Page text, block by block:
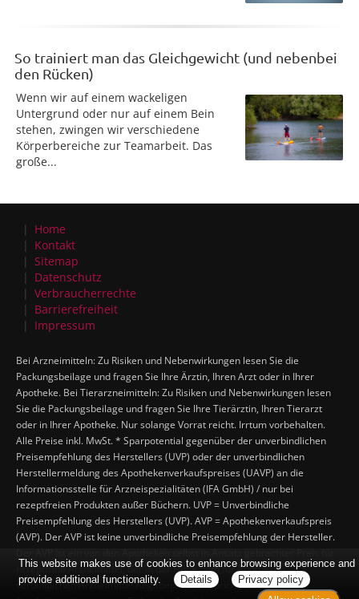
So trainiert man das Gleichgewicht (und nebenbei
den Rücken)
Wenn wir auf einem wackeligen
Untergrund oder nur auf einem Bein
stehen, zwingen wir verschiedene
Körperbereiche zur Teamarbeit. Das
große...
Home
Kontakt
Sitemap
Datenschutz
Verbraucherrechte
Barrierefreiheit
Impressum
Bei Arzneimitteln: Zu Risiken und Nebenwirkungen lesen Sie die
Packungsbeilage und fragen Sie Ihre Ärztin, Ihren Arzt oder in Ihrer
Apotheke. Bei Tierarzneimitteln: Zu Risiken und Nebenwirkungen lesen
Sie die Packungsbeilage und fragen Sie Ihre Tierärztin, Ihren Tierarzt
oder in Ihrer Apotheke. Nur solange Vorrat reicht. Irrtum vorbehalten.
Alle Preise inkl. MwSt. * Sparpotential gegenüber der unverbindlichen
Preisempfehlung des Herstellers (UVP) oder der unverbindlichen
Herstellermeldung des Apothekenverkaufspreises (UAVP) an die
Informationsstelle für Arzneispezialitäten (IFA GmbH) / nur bei
rezeptfreien Produkten außer Büchern. UVP = Unverbindliche
Preisempfehlung des Herstellers (UVP). AVP = Apothekenverkaufspreis
(AVP). Der AVP ist keine unverbindliche Preisempfehlung der Hersteller.
rezeptfreie Arzneimittel, der in der Höhe dem für Apotheken
verbindlichen Arzneimittel Abgabepreis entspricht, zu dem eine
This website makes use of cookies to enhance browsing experience and
provide additional functionality.
Details
Privacy policy